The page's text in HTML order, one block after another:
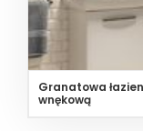
Granatowa
wnękową